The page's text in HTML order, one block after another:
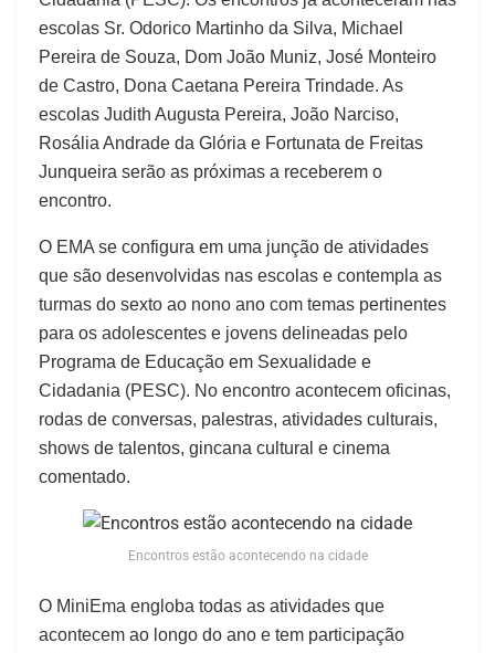
escolas Sr. Odorico Martinho da Silva, Michael
Pereira de Souza, Dom João Muniz, José Monteiro
de Castro, Dona Caetana Pereira Trindade. As
escolas Judith Augusta Pereira, João Narciso,
Rosália Andrade da Glória e Fortunata de Freitas
Junqueira serão as próximas a receberem o
encontro.
O EMA se configura em uma junção de atividades
que são desenvolvidas nas escolas e contempla as
turmas do sexto ao nono ano com temas pertinentes
para os adolescentes e jovens delineadas pelo
Programa de Educação em Sexualidade e
Cidadania (PESC). No encontro acontecem oficinas,
rodas de conversas, palestras, atividades culturais,
shows de talentos, gincana cultural e cinema
comentado.
Encontros estão acontecendo na cidade
O MiniEma engloba todas as atividades que
acontecem ao longo do ano e tem participação